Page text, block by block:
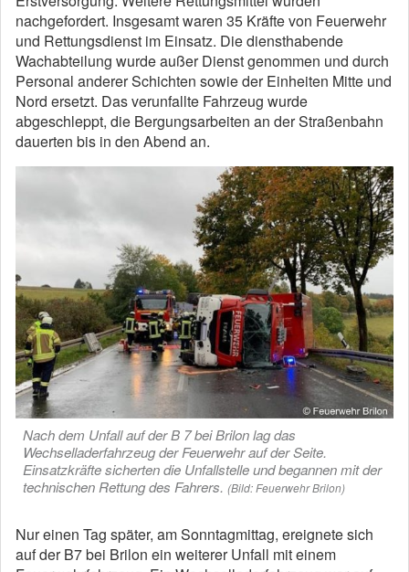
nachgefordert. Insgesamt waren 35 Kräfte von Feuerwehr
und Rettungsdienst im Einsatz. Die diensthabende
Wachabteilung wurde außer Dienst genommen und durch
Personal anderer Schichten sowie der Einheiten Mitte und
Nord ersetzt. Das verunfallte Fahrzeug wurde
abgeschleppt, die Bergungsarbeiten an der Straßenbahn
dauerten bis in den Abend an.
Nach dem Unfall auf der B 7 bei Brilon lag das
Wechselladerfahrzeug der Feuerwehr auf der Seite.
Einsatzkräfte sicherten die Unfallstelle und begannen mit der
technischen Rettung des Fahrers. (Bild: Feuerwehr Brilon)
Nur einen Tag später, am Sonntagmittag, ereignete sich
auf der B7 bei Brilon ein weiterer Unfall mit einem